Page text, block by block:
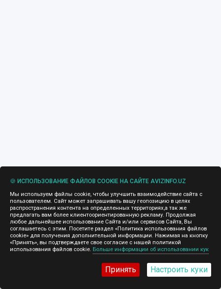
🍪 ИСПОЛЬЗОВАНИЕ ФАЙЛОВ COOKIE НА САЙТЕ AVIZINFO.UZ
Мы используем файлы cookie, чтобы улучшить взаимодействие сайта с
пользователем. Сайт может запрашивать вашу геопозицию в целях
распространения контента на определенных территориях,а так же
предлагать вам более клиентоориентированную рекламу. Продолжая
любое дальнейшее использование Сайта и/или сервисов Сайта, Вы
соглашаетесь с этим. Посетите раздел «Политика использования файлов
cookie» для получения дополнительной информации. Нажимая на кнопку
«Принять», вы подтверждаете свое согласие с нашей политикой
использования файлов cookie. Больше информации об использовании кук
Принять Настроить куки